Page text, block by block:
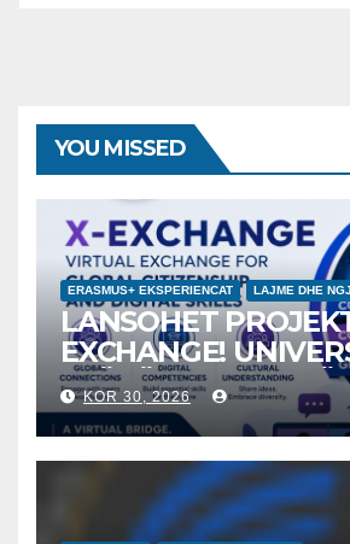
YOU MISSED
ERASMUS+ EKSPERIENCAT LAJME DHE
LANSOHET
EXCHANGE!
“NËNË TEREZA” NË
UDHËHEQ NISMËN
NDËRKOMBËTARE
EDUKIMIN
QYTETARINË
KOR 30, 2026